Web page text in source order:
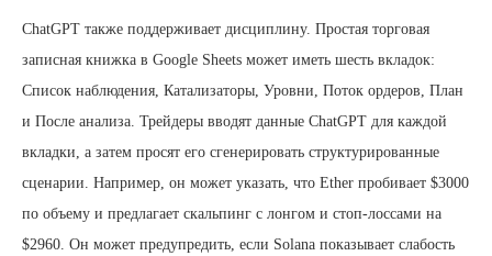
ChatGPT также поддерживает дисциплину. Простая торговая
записная книжка в Google Sheets может иметь шесть вкладок:
Список наблюдения, Катализаторы, Уровни, Поток ордеров, План
и После анализа. Трейдеры вводят данные ChatGPT для каждой
вкладки, а затем просят его сгенерировать структурированные
сценарии. Например, он может указать, что Ether пробивает $3000
по объему и предлагает скальпинг с лонгом и стоп-лоссами на
$2960. Он может предупредить, если Solana показывает слабость